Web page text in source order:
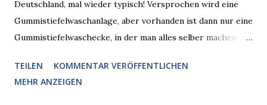
Deutschland, mal wieder typisch! Versprochen wird eine
Gummistiefelwaschanlage, aber vorhanden ist dann nur eine
Gummistiefelwaschecke, in der man alles selber machen
Susanne Schirdewahn und Paula Linke Haus der Sinne
(Ystader Str. 10) Es war ein schöner Ausflug in den
TEILEN
KOMMENTAR VERÖFFENTLICHEN
MEHR ANZEIGEN